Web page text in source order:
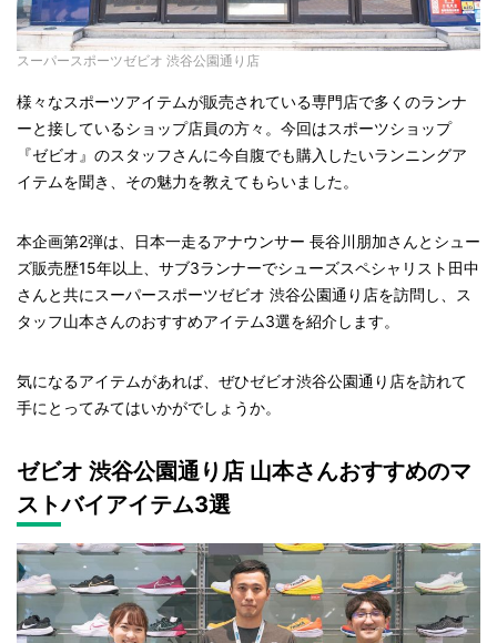
スーパースポーツゼビオ 渋谷公園通り店
様々なスポーツアイテムが販売されている専門店で多くのランナ
ーと接しているショップ店員の方々。今回はスポーツショップ
『ゼビオ』のスタッフさんに今自腹でも購入したいランニングア
イテムを聞き、その魅力を教えてもらいました。
本企画第2弾は、日本一走るアナウンサー 長谷川朋加さんとシュー
ズ販売歴15年以上、サブ3ランナーでシューズスペシャリスト田中
さんと共にスーパースポーツゼビオ 渋谷公園通り店を訪問し、ス
タッフ山本さんのおすすめアイテム3選を紹介します。
気になるアイテムがあれば、ぜひゼビオ渋谷公園通り店を訪れて
手にとってみてはいかがでしょうか。
ゼビオ 渋谷公園通り店 山本さんおすすめのマ
ストバイアイテム3選